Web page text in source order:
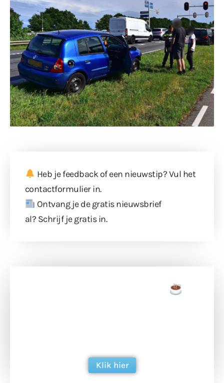
Heb je feedback of een nieuwstip? Vul het
contactformulierin.
Ontvang je de gratis nieuwsbrief
al? Schrijf je gratis in.
Klik hier